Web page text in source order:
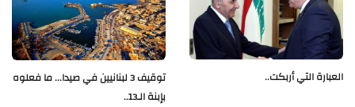
توقيف 3 لبنانيين في صيدا... ما فعلوه
بإبنة الـ13..
العبارة التي أربكت..